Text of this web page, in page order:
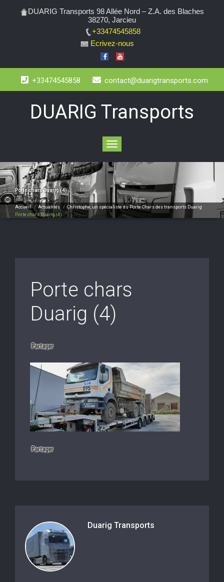
DUARIG Transports 98 Allée Nord – Z.A. des Blaches
38270, Jarcieu
+33474545858
Ecrivez-nous
+33474545858 contact@duarigtransports.com
DUARIG Transports
Toggle
navigation
Porte chars Duarig (4)
Accueil/Actualités /Christophe, un spécialiste du Porte Chars des transports Duarig
Porte chars Duarig (4)
Porte chars
Duarig (4)
Duarig Transports